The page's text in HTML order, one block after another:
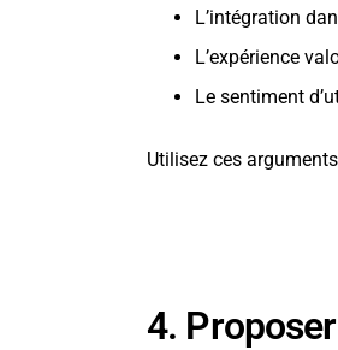
L’intégration
L’expérience
Le sentiment
Utilisez ces
4.